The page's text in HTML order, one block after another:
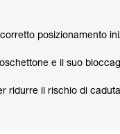
posizionamento
e il suo
ridurre il rischio di